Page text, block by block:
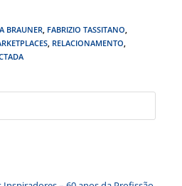
at
s
p
p
ss
e
g
er
tF
ri
n
dl
BRAUNER FABRIZIO TASSITANO
RELACIONAMENTO
a